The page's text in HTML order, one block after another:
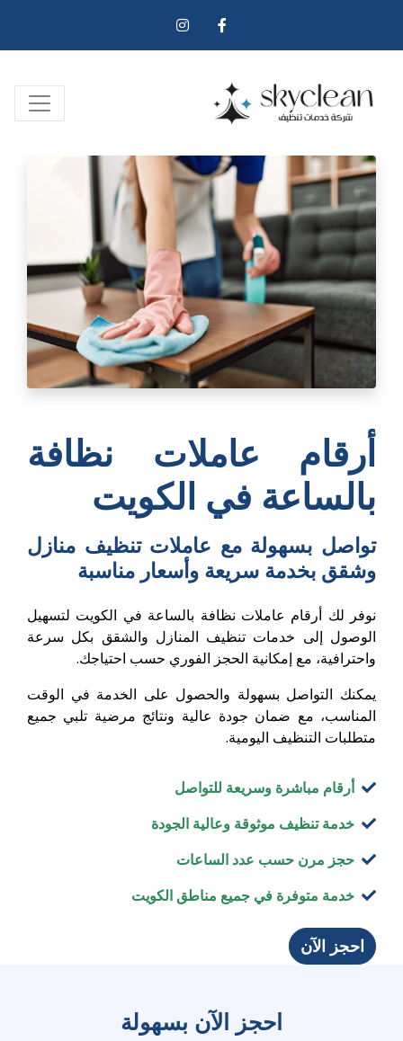
أرقام عاملات نظافة
بالساعة في الكويت
تواصل بسهولة مع عاملات تنظيف منازل
وشقق بخدمة سريعة وأسعار مناسبة
نوفر لك أرقام عاملات نظافة بالساعة في الكويت لتسهيل
الوصول إلى خدمات تنظيف المنازل والشقق بكل سرعة
واحترافية، مع إمكانية الحجز الفوري حسب احتياجك.
يمكنك التواصل بسهولة والحصول على الخدمة في الوقت
المناسب، مع ضمان جودة عالية ونتائج مرضية تلبي جميع
متطلبات التنظيف اليومية.
أرقام مباشرة وسريعة للتواصل
خدمة تنظيف موثوقة وعالية الجودة
حجز مرن حسب عدد الساعات
خدمة متوفرة في جميع مناطق الكويت
احجز الآن
احجز الآن بسهولة